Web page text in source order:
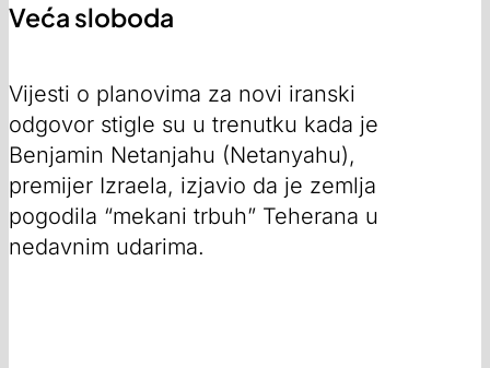
Veća sloboda
Vijesti o planovima za novi iranski
odgovor stigle su u trenutku kada je
Benjamin Netanjahu (Netanyahu),
premijer Izraela, izjavio da je zemlja
pogodila “mekani trbuh” Teherana u
nedavnim udarima.